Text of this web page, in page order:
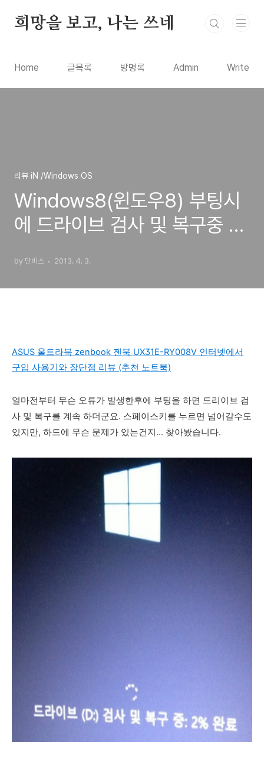
희망을 보고, 나는 쓰네
Home 글목록 방명록 Admin Write
리뷰 iN /Windows OS
Windows8(윈도우8) 부팅시
에 드라이브 검사 및 복구중 화
방법(가상메모리 페이징 파일
by 단비스 2013. 4. 3.
ASUS 울트라북 zenbook 젠북 UX31E-RY008V 인터넷에서
구입 사용기와 장단점 리뷰 (추천 노트북)
얼마전부터 무슨 오류가 발생한후에 부팅을 하면 드리이브 검
사 및 복구를 계속 하더군요. 스페이스키를 누르면 넘어갈수도
있지만, 하드에 무슨 문제가 있는건지... 찾아봤습니다.